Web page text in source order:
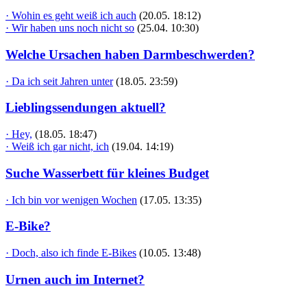
· Wohin es geht weiß ich auch (20.05. 18:12)
· Wir haben uns noch nicht so (25.04. 10:30)
Welche Ursachen haben Darmbeschwerden?
· Da ich seit Jahren unter (18.05. 23:59)
Lieblingssendungen aktuell?
· Hey, (18.05. 18:47)
· Weiß ich gar nicht, ich (19.04. 14:19)
Suche Wasserbett für kleines Budget
· Ich bin vor wenigen Wochen (17.05. 13:35)
E-Bike?
· Doch, also ich finde E-Bikes (10.05. 13:48)
Urnen auch im Internet?